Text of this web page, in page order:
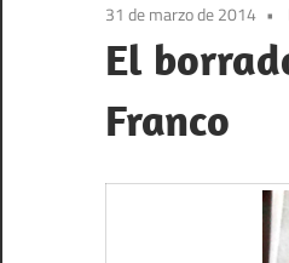
31 de marzo de 2014
El
Franco